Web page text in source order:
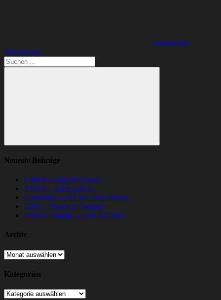
Kommentar
hinterlassen
Suchen
nach:
Suchen
Neueste Beiträge
Citizen – Halcyon Blues
TYNA – Allen geht es
Ceremony – Tell Me Your Dream
LIFE – Abstract / Natural
Albert Castiglia – Grits & Glory
Archiv
Archiv
Kategorien
Kategorien